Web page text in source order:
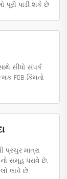
પૂરી પાડી શકે છે
સીધો સંપર્ક
FOB કિંમતો
પ્રચુર માત્રા
સમૂહ ધરાવે છે,
લાવે છે.